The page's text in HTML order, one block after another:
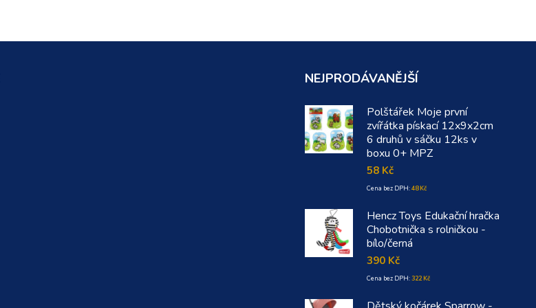
NEJPRODÁVANĚJŠÍ
Polštářek Moje první
zvířátka pískací 12x9x2cm
6 druhů v sáčku 12ks v
boxu 0+ MPZ
58 Kč
Cena bez DPH:48Kč
Hencz Toys Edukační hračka
Chobotnička s rolničkou -
bílo/černá
390 Kč
Cena bez DPH:322Kč